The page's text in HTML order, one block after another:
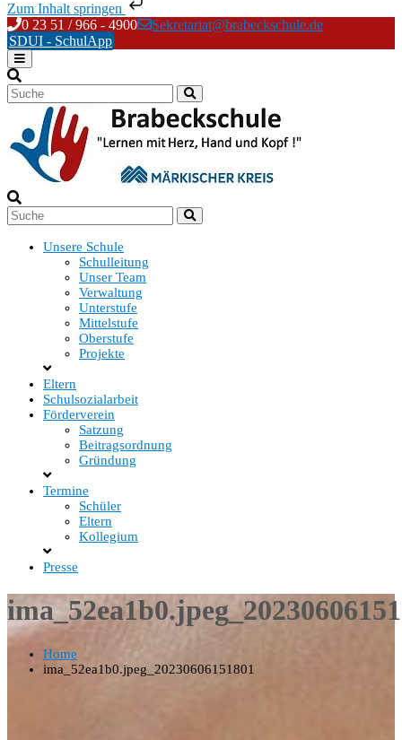
Zum Inhalt springen
Skip
to
content
0 23 51 / 966 - 4900
Sekretariat@brabeckschule.de
SDUI - SchulApp
Unsere Schule
Schulleitung
Unser Team
Verwaltung
Unterstufe
Mittelstufe
Oberstufe
Projekte
Eltern
Schulsozialarbeit
Förderverein
Satzung
Beitragsordnung
Gründung
Termine
Schüler
Eltern
Kollegium
Presse
Home
ima_52ea1b0.jpeg_20230606151801